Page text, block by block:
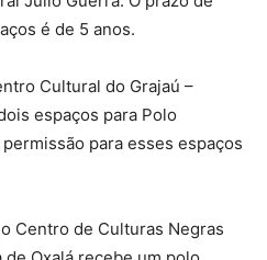
é de 5 anos.
Cultural do Grajaú –
espaços para Polo
para esses espaços
Centro de Culturas Negras